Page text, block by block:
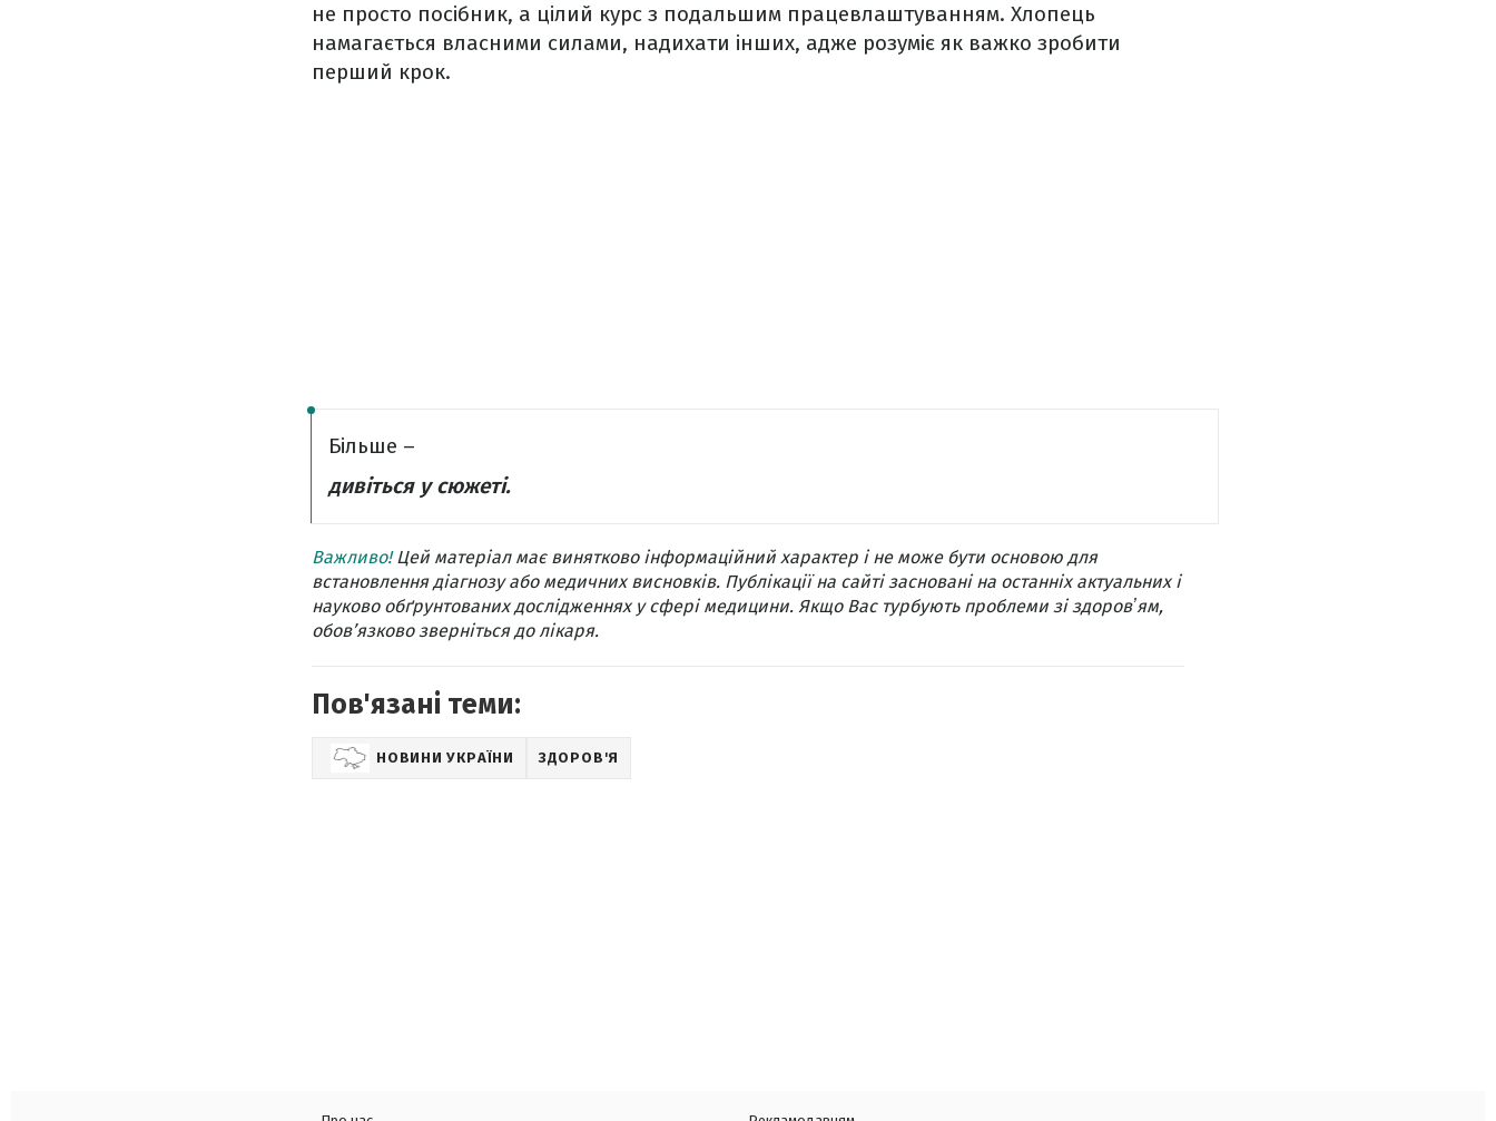
не просто посібник, а цілий курс з подальшим працевлаштуванням. Хлопець
намагається власними силами, надихати інших, адже розуміє як важко зробити
перший крок.
Більше –
дивіться у сюжеті.
Важливо!Цей матеріал має винятково інформаційний характер і не може бути основою для
встановлення діагнозу або медичних висновків. Публікації на сайті засновані на останніх актуальних і
науково обґрунтованих дослідженнях у сфері медицини. Якщо Вас турбують проблеми зі здоровʼям,
обов’язково зверніться до лікаря.
Пов'язані теми:
НОВИНИ УКРАЇНИ ЗДОРОВ'Я